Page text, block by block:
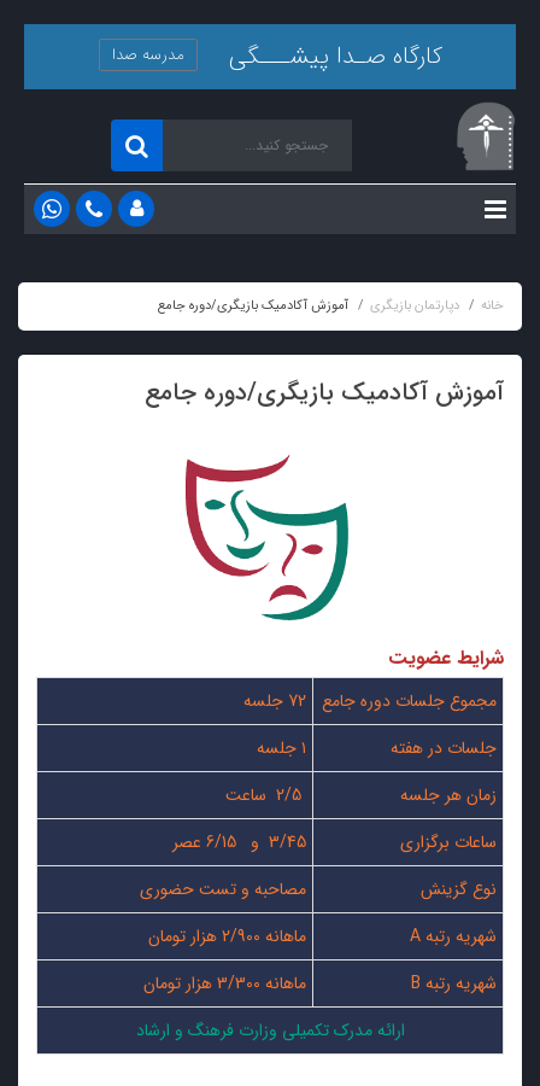
کارگاه صـدا پیشـــگی مدرسه صدا
خانه دپارتمان بازیگری آموزش آکادمیک بازیگری/دوره جامع
آموزش آکادمیک بازیگری/دوره جامع
شرایط عضویت
مجموع جلسات دوره جامع
72 جلسه
جلسات در هفته
۱ جلسه
زمان هر جلسه
ساعات برگزاری
3/45 و 6/15 عصر
نوع گزینش
مصاحبه و تست حضوری
شهریه رتبه A
ماهانه 2/900 هزار تومان
شهریه رتبه B
ماهانه 3/300 هزار تومان
ارائه مدرک تکمیلی وزارت فرهنگ و ارشاد